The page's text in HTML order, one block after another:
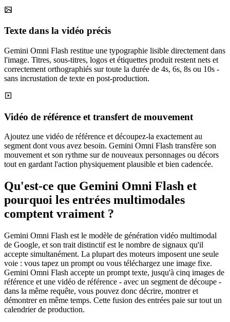
Texte dans la vidéo précis
Gemini Omni Flash restitue une typographie lisible directement dans
l'image. Titres, sous-titres, logos et étiquettes produit restent nets et
correctement orthographiés sur toute la durée de 4s, 6s, 8s ou 10s -
sans incrustation de texte en post-production.
Vidéo de référence et transfert de mouvement
Ajoutez une vidéo de référence et découpez-la exactement au
segment dont vous avez besoin. Gemini Omni Flash transfère son
mouvement et son rythme sur de nouveaux personnages ou décors
tout en gardant l'action physiquement plausible et bien cadencée.
Qu'est-ce que Gemini Omni Flash et
pourquoi les entrées multimodales
comptent vraiment ?
Gemini Omni Flash est le modèle de génération vidéo multimodal
de Google, et son trait distinctif est le nombre de signaux qu'il
accepte simultanément. La plupart des moteurs imposent une seule
voie : vous tapez un prompt ou vous téléchargez une image fixe.
Gemini Omni Flash accepte un prompt texte, jusqu'à cinq images de
référence et une vidéo de référence - avec un segment de découpe -
dans la même requête, vous pouvez donc décrire, montrer et
démontrer en même temps. Cette fusion des entrées paie sur tout un
calendrier de production.